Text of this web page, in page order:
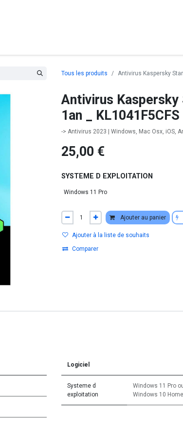
Tous les produits Antivirus Kaspersky
Antivirus
1an _ KL1041F5CFS
-> Antivirus 2023 | Windows, Mac Osx, iOS,
25,00 €
SYSTEME D EXPLOITATION
Ajouter au panier
Ajouter à la liste de souhaits
Comparer
Logiciel
Systeme d
exploitation
Windows 11 Pro
Windows 10 Home